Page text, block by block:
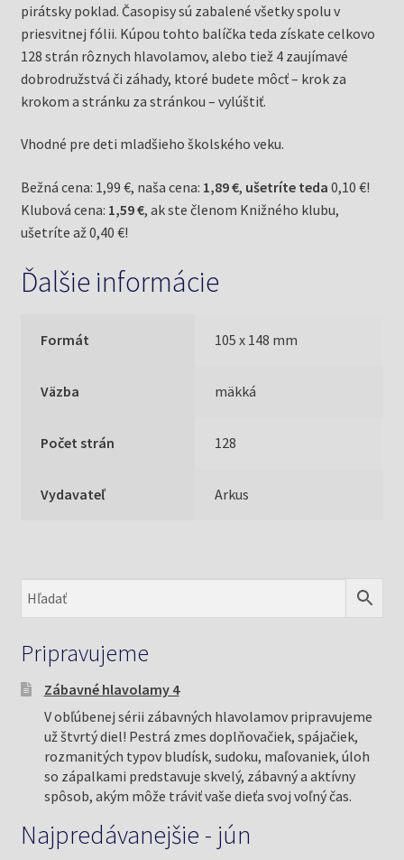
pirátsky poklad. Časopisy sú zabalené všetky spolu v
priesvitnej fólii. Kúpou tohto balíčka teda získate celkovo
128 strán rôznych hlavolamov, alebo tiež 4 zaujímavé
dobrodružstvá či záhady, ktoré budete môcť – krok za
krokom a stránku za stránkou – vylúštiť.
Vhodné pre deti mladšieho školského veku.
Bežná cena: 1,99 €, naša cena: 1,89 €, ušetríte teda 0,10 €!
Klubová cena: 1,59 €, ak ste členom Knižného klubu,
ušetríte až 0,40 €!
Ďalšie informácie
Formát 105 x 148 mm
Väzba mäkká
Počet strán 128
Vydavateľ Arkus
Pripravujeme
Zábavné hlavolamy 4
V obľúbenej sérii zábavných hlavolamov pripravujeme
už štvrtý diel! Pestrá zmes doplňovačiek, spájačiek,
rozmanitých typov bludísk, sudoku, maľovaniek, úloh
so zápalkami predstavuje skvelý, zábavný a aktívny
spôsob, akým môže tráviť vaše dieťa svoj voľný čas.
Najpredávanejšie - jún